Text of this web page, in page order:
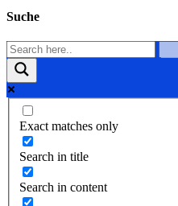
Suche
Exact matches only
Search in title
Search in content